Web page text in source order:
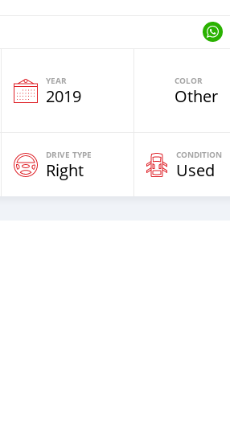
YEAR
2019
COLOR
Other
DRIVE TYPE
Right
CONDITION
Used